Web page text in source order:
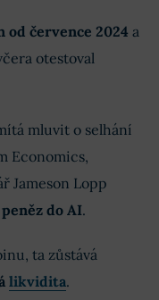
od července 2024 a
otestoval
mluvit o selhání
Economics,
Jameson Lopp
do AI.
ta zůstává
likvidita.